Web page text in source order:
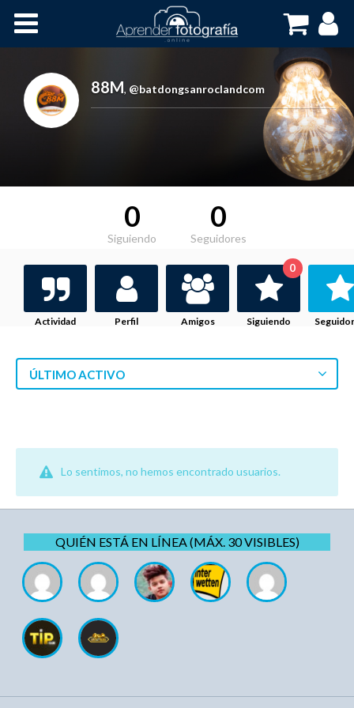
Cursos OnLine
88M, @batdongsanroclandcom
0
Siguiendo
0
Seguidores
Actividad Perfil Amigos Siguiendo
0
ÚLTIMO ACTIVO
Lo sentimos, no hemos encontrado usuarios.
QUIÉN ESTÁ EN LÍNEA (MÁX. 30 VISIBLES)